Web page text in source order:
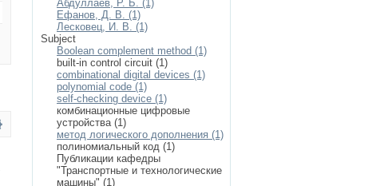
Абдуллаев, Р. Б. (1)
Ефанов, Д. В. (1)
Лесковец, И. В. (1)
Subject
Boolean complement method (1)
built-in control circuit (1)
combinational digital devices (1)
polynomial code (1)
self-checking device (1)
комбинационные цифровые
устройства (1)
метод логического дополнения (1)
полиномиальный код (1)
Публикации кафедры
"Транспортные и технологические
машины" (1)